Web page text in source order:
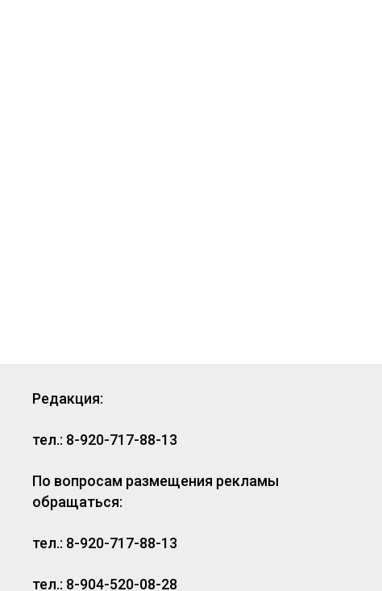
Редакция:
тел.: 8-920-717-88-13
По вопросам размещения рекламы
обращаться:
тел.: 8-920-717-88-13
тел.: 8-904-520-08-28